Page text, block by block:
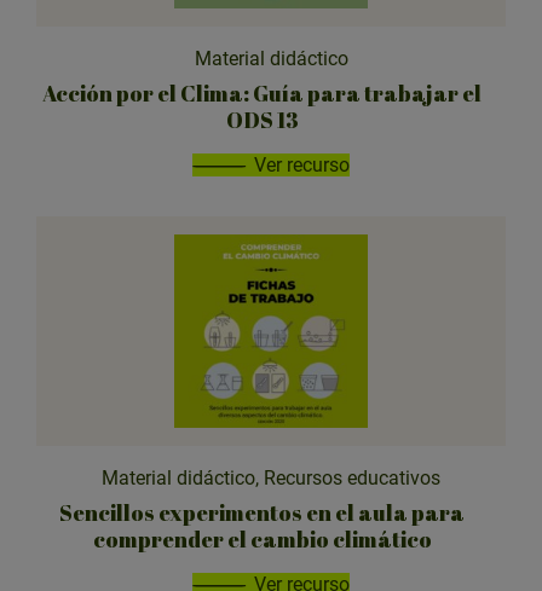
Material didáctico
Acción por el Clima: Guía para trabajar el
ODS 13
Ver recurso
Material didáctico, Recursos educativos
Sencillos experimentos en el aula para
comprender el cambio climático
Ver recurso